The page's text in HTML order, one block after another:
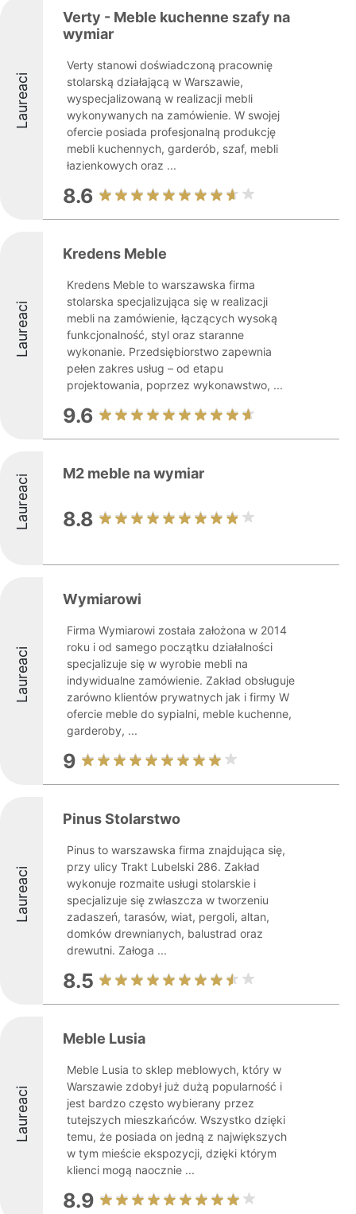
Laureaci
Verty - Meble kuchenne szafy na
wymiar
Verty stanowi doświadczoną pracownię
stolarską działającą w Warszawie,
wyspecjalizowaną w realizacji mebli
wykonywanych na zamówienie. W swojej
ofercie posiada profesjonalną produkcję
mebli kuchennych, garderób, szaf, mebli
łazienkowych oraz ...
8.6
Laureaci
Kredens Meble
Kredens Meble to warszawska firma
stolarska specjalizująca się w realizacji
mebli na zamówienie, łączących wysoką
funkcjonalność, styl oraz staranne
wykonanie. Przedsiębiorstwo zapewnia
pełen zakres usług – od etapu
projektowania, poprzez wykonawstwo, ...
9.6
Laureaci M2 meble na wymiar
8.8
Laureaci
Wymiarowi
Firma Wymiarowi została założona w 2014
roku i od samego początku działalności
specjalizuje się w wyrobie mebli na
indywidualne zamówienie. Zakład obsługuje
zarówno klientów prywatnych jak i firmy W
ofercie meble do sypialni, meble kuchenne,
garderoby, ...
9
Laureaci
Pinus Stolarstwo
Pinus to warszawska firma znajdująca się,
przy ulicy Trakt Lubelski 286. Zakład
wykonuje rozmaite usługi stolarskie i
specjalizuje się zwłaszcza w tworzeniu
zadaszeń, tarasów, wiat, pergoli, altan,
domków drewnianych, balustrad oraz
drewutni. Załoga ...
8.5
Laureaci
Meble Lusia
Meble Lusia to sklep meblowych, który w
Warszawie zdobył już dużą popularność i
jest bardzo często wybierany przez
tutejszych mieszkańców. Wszystko dzięki
temu, że posiada on jedną z największych
w tym mieście ekspozycji, dzięki którym
klienci mogą naocznie ...
8.9